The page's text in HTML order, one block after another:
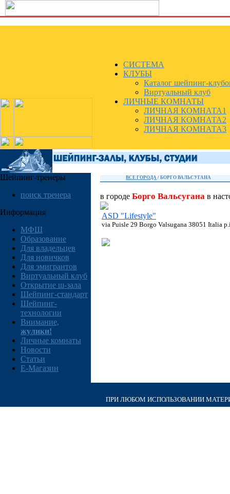
СИСТЕМА
КЛУБЫ
Каталог шейпинг-
Виртуальный клуб
ЛИЧНЫЕ КОМНАТЫ
ЛИЧНАЯ КОМНАТА1
ЛИЧНАЯ КОМНАТА2
ЛИЧНАЯ КОМНАТА3
Шейпинг-тренеры
поиск тренера
Информация
МФШ
Образование
Для владельцев
Для новичков
Для эмигрантов
Виртуальный клуб
Открытие ш-зала
Шейпинг-стандарт
Шейпинг-
технологии
Внимание,
жулики!
Личные комнаты
Новости
Статьи
E-Магазин
ВСЕ ГОРОДА /БОРГО ВАЛЬСУГАНА
в городе Борго Вальсугана в
ASD "Lifestyle"
via Puisle 29 Borgo Valsugana 38051 Italia
ПРИ ЛЮБОМ ИСПОЛЬЗОВАНИИ